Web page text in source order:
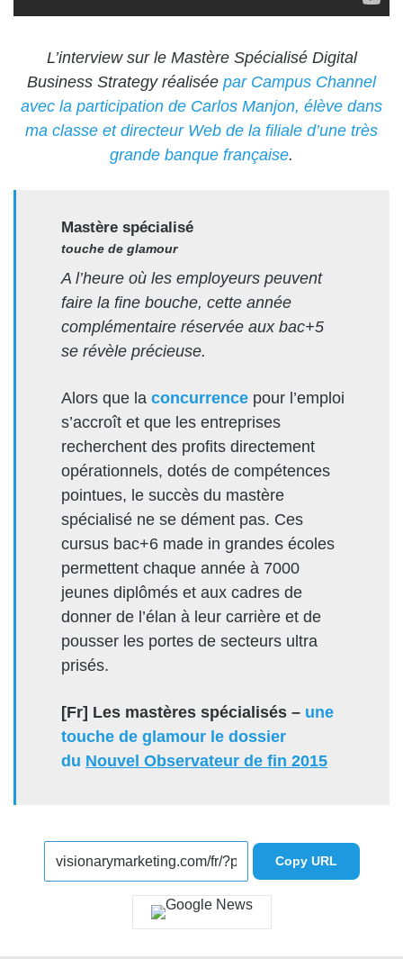
L’interview sur le Mastère Spécialisé Digital
Business Strategy réalisée par Campus Channel
avec la participation de Carlos Manjon, élève dans
ma classe et directeur Web de la filiale d’une très
grande banque française.
Mastère spécialisé
touche de glamour
A l’heure où les employeurs peuvent
faire la fine bouche, cette année
complémentaire réservée aux bac+5
se révèle précieuse.
Alors que la concurrence pour l’emploi
s’accroît et que les entreprises
recherchent des profits directement
opérationnels, dotés de compétences
pointues, le succès du mastère
spécialisé ne se dément pas. Ces
cursus bac+6 made in grandes écoles
permettent chaque année à 7000
jeunes diplômés et aux cadres de
donner de l’élan à leur carrière et de
pousser les portes de secteurs ultra
prisés.
[Fr] Les mastères spécialisés – une
touche de glamour le dossier
du Nouvel Observateur de fin 2015
Copy URL